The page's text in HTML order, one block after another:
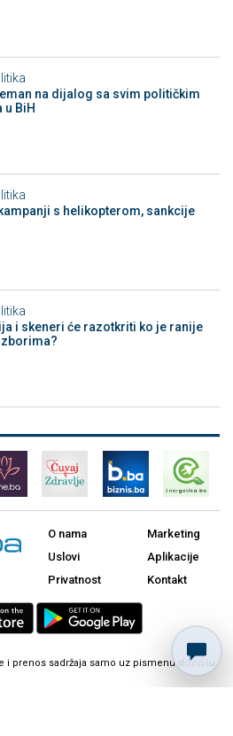
na dijalog sa svim političkim
u BiH
s helikopterom, sankcije
i skeneri će razotkriti ko je ranije
O nama
Uslovi
Privatnost
Marketing
Aplikacije
Kontakt
i prenos sadržaja samo uz pismenu dozvolu.